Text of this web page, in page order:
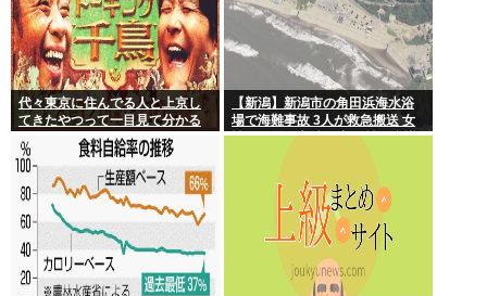
代々東京に住んでる人と上京し
てきたやつって一目見て分かる
よね。あれなんで？
【新潟】新潟市の角田浜海水浴
場で海難事故 3人が救急搬送 女
性と男児が心肺停止 男性は意識